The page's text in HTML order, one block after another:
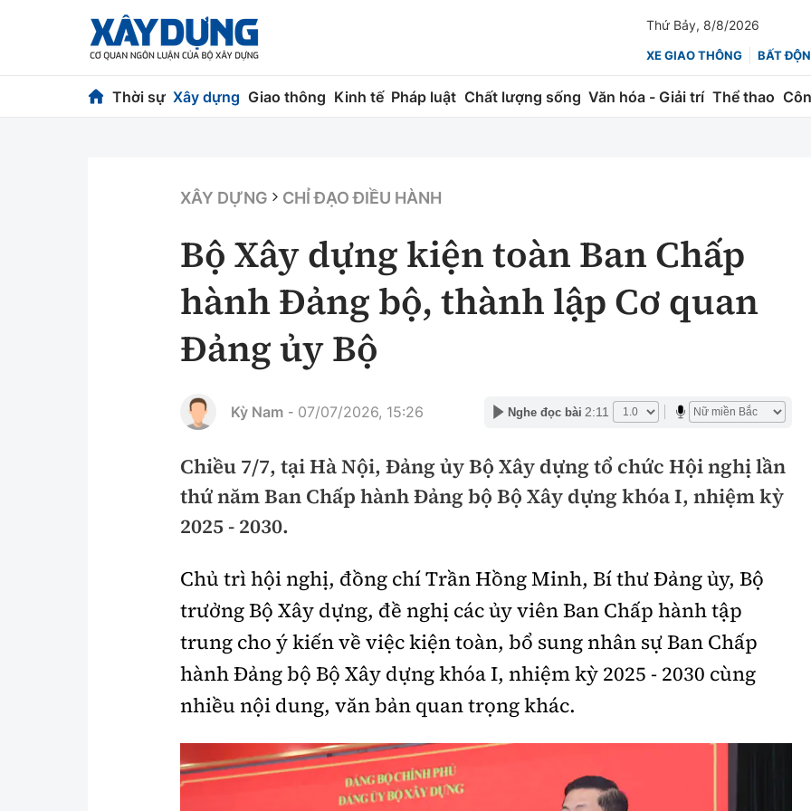
Thứ Bảy, 8/8/2026
XE GIAO THÔNG BẤT
Thời sự Xây dựng Giao thông Kinh tế Pháp luật Chất lượng sống Văn hóa - Giải trí Thể thao
Chuyện dọc đường
Chỉ đạo điều hành
Vật liệu xây dựng
Giám định chất lượng
Quản lý đô thị
Hàng không
Đường sắt
Hàng hải
Đường sắt đô thị
Mời thầu - Đấu thầu
Thi viết về Ngành
Chứng khoán
Bảo hiểm
An ninh hình sự
An toàn giao thông
Giao thông 24h
ATGT địa phương
Lái xe an toàn
Chung tay vì ATGT
Gương sáng giao thông
xem thêm
Chất lượng sống Văn hóa - Giải Trí
Văn hóa
XÂY DỰNG CHỈ ĐẠO ĐIỀU HÀNH
Bộ Xây dựng kiện toàn Ban Chấp
hành Đảng bộ, thành lập Cơ quan
Đảng ủy Bộ
Kỳ Nam - 07/07/2026, 15:26 Nghe đọc bài 2:11
Chiều 7/7, tại Hà Nội, Đảng ủy Bộ Xây dựng tổ chức Hội nghị lần
thứ năm Ban Chấp hành Đảng bộ Bộ Xây dựng khóa I, nhiệm kỳ
2025 - 2030.
Chủ trì hội nghị, đồng chí Trần Hồng Minh, Bí thư Đảng ủy, Bộ
trưởng Bộ Xây dựng, đề nghị các ủy viên Ban Chấp hành tập
trung cho ý kiến về việc kiện toàn, bổ sung nhân sự Ban Chấp
hành Đảng bộ Bộ Xây dựng khóa I, nhiệm kỳ 2025 - 2030 cùng
nhiều nội dung, văn bản quan trọng khác.